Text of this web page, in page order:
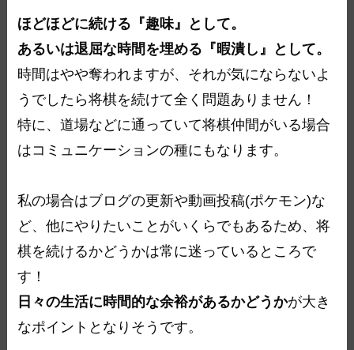
ほどほどに続ける『趣味』として。
あるいは退屈な時間を埋める『暇潰し』として。
時間はやや奪われますが、それが気にならないよ
うでしたら将棋を続けて全く問題ありません！
特に、道場などに通っていて将棋仲間がいる場合
はコミュニケーションの種にもなります。
私の場合はブログの更新や動画投稿(ポケモン)な
ど、他にやりたいことがいくらでもあるため、将
棋を続けるかどうかは常に迷っているところで
す！
日々の生活に時間的な余裕があるかどうかが大き
なポイントとなりそうです。